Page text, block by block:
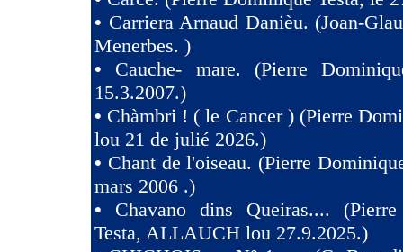
• Carriera Arnaud Danièu. (Joan-
Menerbes. )
• Cauche- mare. (Pierre
15.3.2007.)
• Chàmbri ! ( le Cancer ) (Pierre
lou 21 de julié 2026.)
• Chant de l'oiseau. (Pierre
mars 2006 .)
• Chavano dins Queiras....
Testa, ALLAUCH lou 27.9.2025.)